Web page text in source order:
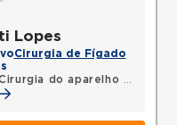
Lopes
Cirurgia de Fígado
do aparelho digestivo